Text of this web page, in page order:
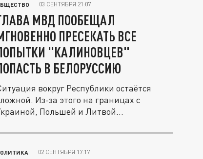
03 СЕНТЯБРЯ 21:07
МВД ПООБЕЩАЛ
ПРЕСЕКАТЬ ВСЕ
"КАЛИНОВЦЕВ"
В БЕЛОРУССИЮ
вокруг Республики остаётся
Из-за этого на границах с
Польшей и Литвой
02 СЕНТЯБРЯ 17:17